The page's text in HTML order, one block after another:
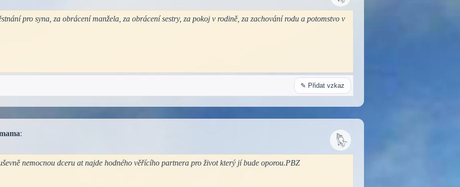
pro syna, za obrácení manžela, za obrácení sestry, za pokoj v rodině, za zachování rodu a potomstvo v
✎ Přidat vzkaz
:
nemocnou dceru at najde hodného věřícího partnera pro život který jí bude oporou.PBZ